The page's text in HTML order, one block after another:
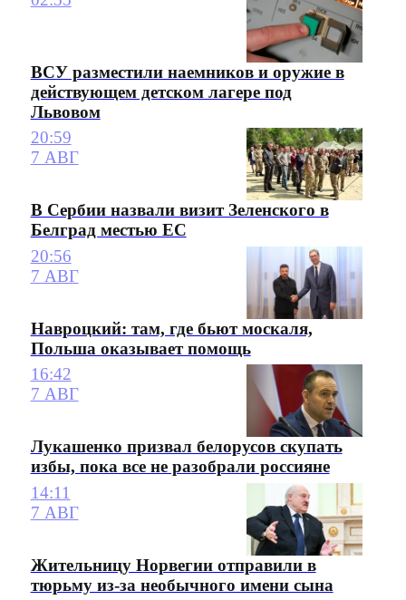
ВСУ разместили наемников и оружие в
действующем детском лагере под
Львовом
20:59
7 АВГ
В Сербии назвали визит Зеленского в
Белград местью ЕС
20:56
7 АВГ
Навроцкий: там, где бьют москаля,
Польша оказывает помощь
16:42
7 АВГ
Лукашенко призвал белорусов скупать
избы, пока все не разобрали россияне
14:11
7 АВГ
Жительницу Норвегии отправили в
тюрьму из-за необычного имени сына